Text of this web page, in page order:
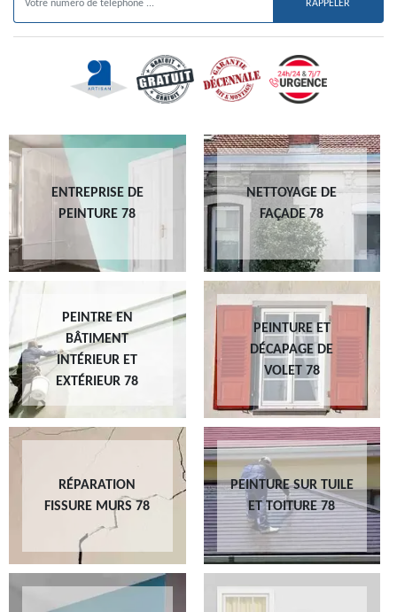
ENTREPRISE DE
PEINTURE 78
NETTOYAGE DE
FAÇADE 78
PEINTRE EN
BÂTIMENT
INTÉRIEUR ET
EXTÉRIEUR 78
PEINTURE ET
DÉCAPAGE DE
VOLET 78
RÉPARATION
FISSURE MURS 78
PEINTURE SUR TUILE
ET TOITURE 78